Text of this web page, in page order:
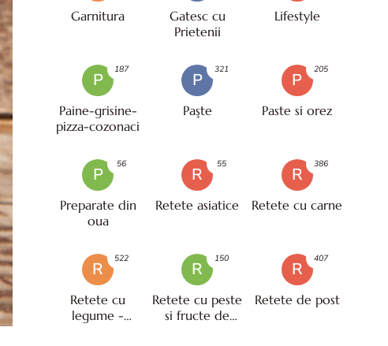
Garnitura
Gatesc cu
Prietenii
Lifestyle
P
Paine-grisine-
pizza-cozonaci
187
P
Paşte
321
P
Paste si orez
205
P
Preparate din
oua
56
R
Retete asiatice
55
R
Retete cu carne
386
R
Retete cu
legume -
522
R
Retete cu peste
si fructe de
150
R
Retete de post
407